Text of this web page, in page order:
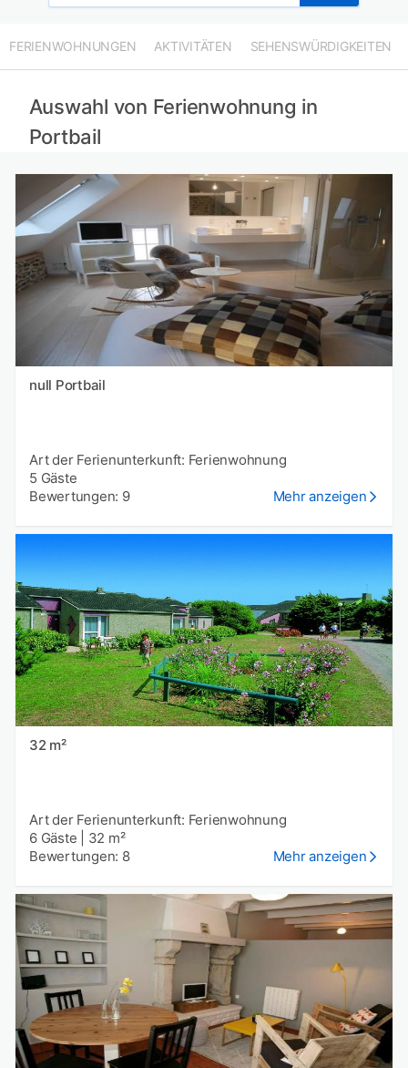
FERIENWOHNUNGEN AKTIVITÄTEN SEHENSWÜRDIGKEITEN
Auswahl von Ferienwohnung in
Portbail
null Portbail
Art der Ferienunterkunft: Ferienwohnung
5 Gäste
Bewertungen: 9
Mehr anzeigen
32 m²
Art der Ferienunterkunft: Ferienwohnung
6 Gäste
32 m²
Bewertungen: 8
Mehr anzeigen